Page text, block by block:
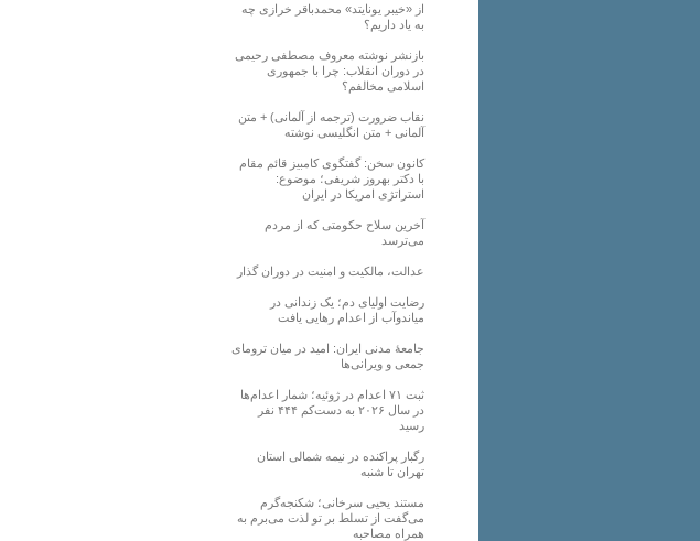
از «خیبر یونایتد» محمدباقر خرازی چه
به یاد داریم؟
بازنشر نوشته معروف مصطفی رحیمی
در دوران انقلاب: چرا با جمهوری
اسلامی مخالفم؟
نقاب ضرورت (ترجمه از آلمانی) + متن
آلمانی + متن انگلیسی نوشته
کانون سخن: گفتگوی کامبیز قائم مقام
با دکتر بهروز شریفی؛ موضوع:
استراتژی امریکا در ایران
آخرین سلاح حکومتی که از مردم
می‌ترسد
عدالت، مالکیت و امنیت در دوران گذار
رضایت اولیای دم؛ یک زندانی در
میاندوآب از اعدام رهایی یافت
جامعهٔ مدنی ایران: امید در میان ترومای
جمعی و ویرانی‌ها
ثبت ۷۱ اعدام در ژوئیه؛ شمار اعدام‌ها
در سال ۲۰۲۶ به دست‌کم ۴۴۴ نفر
رسید
رگبار پراکنده در نیمه شمالی استان
تهران تا شنبه
مستند یحیی سرخانی؛ شکنجه‌گرم
می‌گفت از تسلط بر تو لذت می‌برم به
همراه مصاحبه